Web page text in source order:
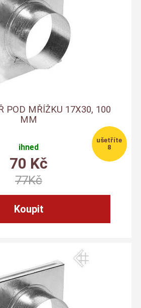
POD MŘÍŽKU 17X30, 100
MM
ihned
70 Kč
8
77Kč